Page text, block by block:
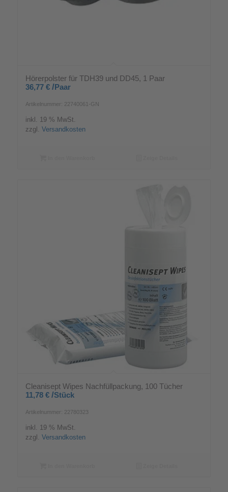
Hörerpolster für TDH39 und DD45, 1 Paar
36,77 € /Paar
Artikelnummer: 22740061-GN
inkl. 19 % MwSt.
zzgl. Versandkosten
Cleanisept Wipes Nachfüllpackung, 100 Tücher
11,78 € /Stück
Artikelnummer: 22780323
inkl. 19 % MwSt.
zzgl. Versandkosten